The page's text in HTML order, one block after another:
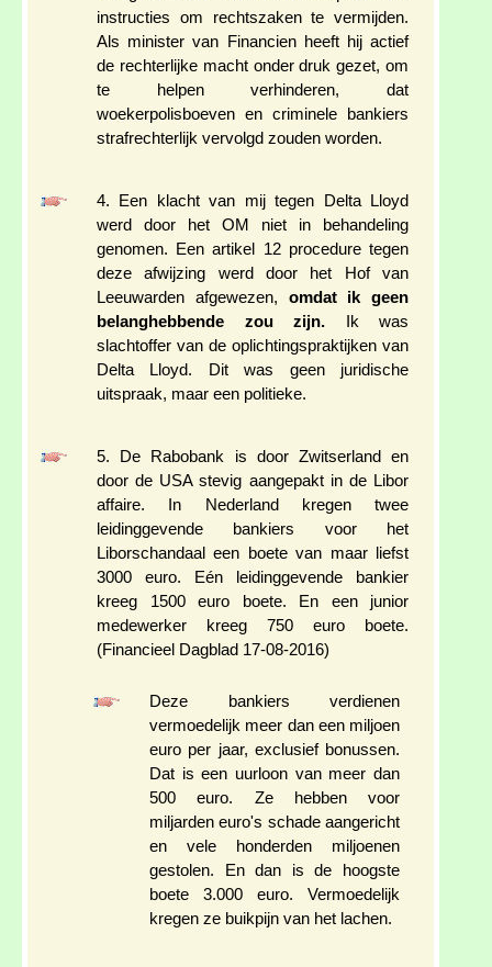
instructies om rechtszaken te vermijden.
Als minister van Financien heeft hij actief
de rechterlijke macht onder druk gezet, om
te helpen verhinderen, dat
woekerpolisboeven en criminele bankiers
strafrechterlijk vervolgd zouden worden.
4. Een klacht van mij tegen Delta Lloyd
werd door het OM niet in behandeling
genomen. Een artikel 12 procedure tegen
deze afwijzing werd door het Hof van
Leeuwarden afgewezen, omdat ik geen
belanghebbende zou zijn. Ik was
slachtoffer van de oplichtingspraktijken van
Delta Lloyd. Dit was geen juridische
uitspraak, maar een politieke.
5. De Rabobank is door Zwitserland en
door de USA stevig aangepakt in de Libor
affaire. In Nederland kregen twee
leidinggevende bankiers voor het
Liborschandaal een boete van maar liefst
3000 euro. Eén leidinggevende bankier
kreeg 1500 euro boete. En een junior
medewerker kreeg 750 euro boete.
(Financieel Dagblad 17-08-2016)
Deze bankiers verdienen
vermoedelijk meer dan een miljoen
euro per jaar, exclusief bonussen.
Dat is een uurloon van meer dan
500 euro. Ze hebben voor
miljarden euro's schade aangericht
en vele honderden miljoenen
gestolen. En dan is de hoogste
boete 3.000 euro. Vermoedelijk
kregen ze buikpijn van het lachen.